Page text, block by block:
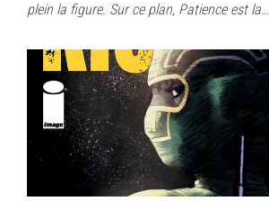
plein la figure. Sur ce plan, Patience est la…